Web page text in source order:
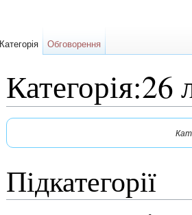
Категорія:26
Підкатегорії
Категорія Обговорення